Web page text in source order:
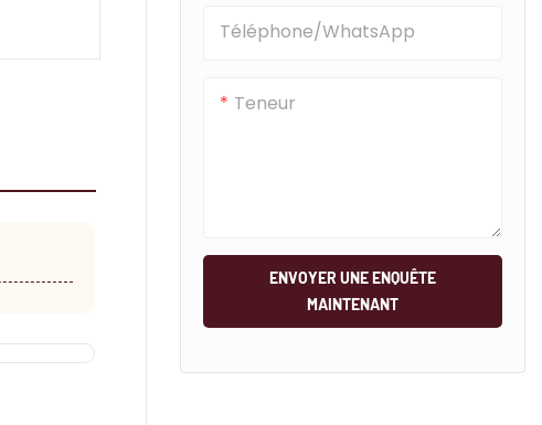
Téléphone/WhatsApp
Teneur
ENVOYER UNE ENQUÊTE
MAINTENANT